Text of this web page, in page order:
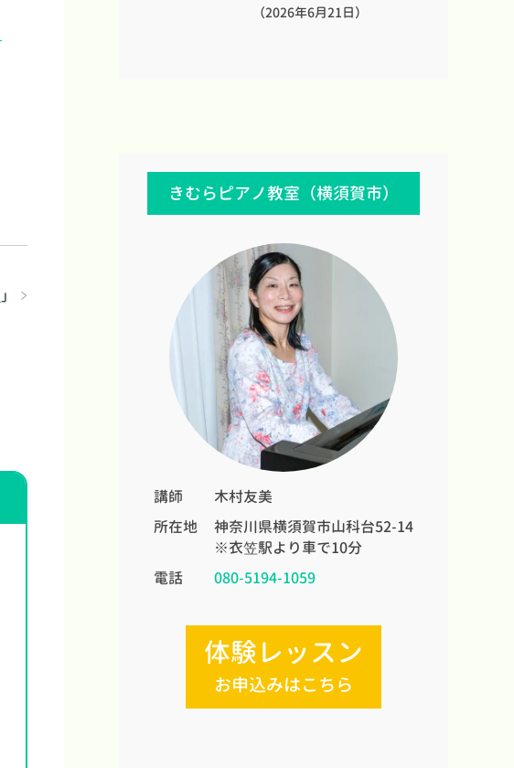
」
（2026年6月21日）
きむらピアノ教室（横須賀市）
講師
木村友美
所在地
神奈川県横須賀市山科台52-14
※衣笠駅より車で10分
電話
080-5194-1059
体験レッスン
お申込みはこちら